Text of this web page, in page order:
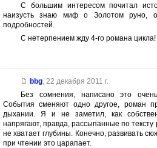
С большим интересом почитал
наизусть знаю миф о Золотом руно,
подробностей.
С нетерпением жду 4-го романа цикла!
bbg, 22 декабря 2011 г.
Без сомнения, написано это
События сменяют одно другое, роман
дыхании. Я и не заметил, как
напрягают, правда, рассыпанные по
не хватает глубины. Конечно, развивать
при чтении это царапает.